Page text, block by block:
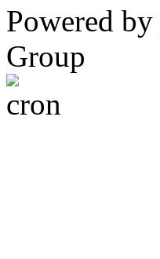
Powered by
Group